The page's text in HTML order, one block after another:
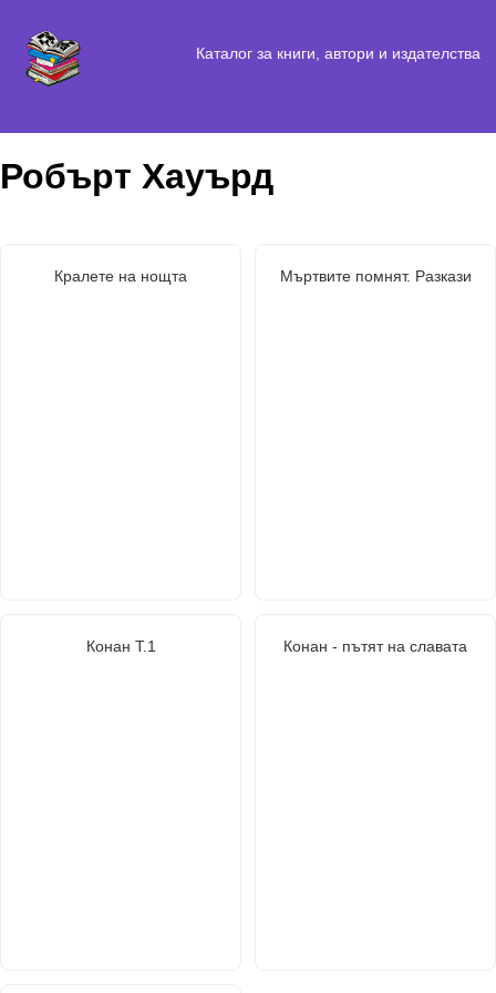
Каталог за книги, автори и издателства
Робърт Хауърд
Кралете на нощта Мъртвите помнят. Разкази
Конан Т.1 Конан - пътят на славата